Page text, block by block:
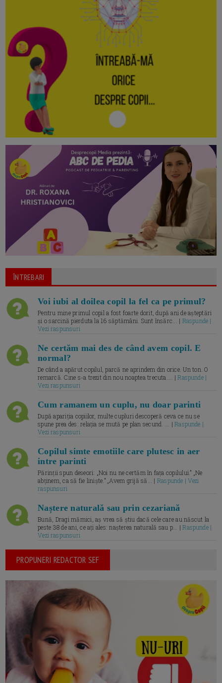
ÎNTREBARI
Voi iubi al doilea copil la fel ca pe primul?
Pentru mine primul copil a fost foarte dorit, după ani de așteptări
și o sarcină pierduta la 16 săptămâni. Sunt însărc... | Raspunde |
Vezi raspunsuri
Ne certăm mai des de când avem copil. E
normal?
De când a apărut copilul, parcă ne aprindem din orice. Un ton. O
remarcă. Cine s-a trezit din nou noaptea trecuta.... |Raspunde |
Vezi raspunsuri
Cum ramanem un cuplu, nu doar parinti
După apariția copiilor, multe cupluri descoperă ceva ce nu se
spune prea des: relația se mută pe plan secund. ... |Raspunde |
Vezi raspunsuri
Copilul simte emotiile care plutesc in aer
intre parinti
Părinții spun deseori: „Noi nu ne certăm în fața copilului.” „Ne
abținem, ca să fie liniște.” „Avem grijă să... | Raspunde | Vezi
raspunsuri
Naștere naturală sau prin cezariană
Bună, Dragi mămici, aș vrea să știu dacă cele care au născut la
peste 38 de ani, ce ați ales: nașterea naturală sau p... |Raspunde |
Vezi raspunsuri
PROPUNERI REDACTOR SEF